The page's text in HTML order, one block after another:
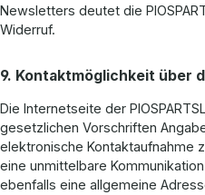
Newsletters deutet die
Widerruf.
9. Kontaktmöglichkeit über
Die Internetseite der
gesetzlichen Vorschriften
elektronische Kontaktaufnahme
eine unmittelbare
ebenfalls eine allgemeine